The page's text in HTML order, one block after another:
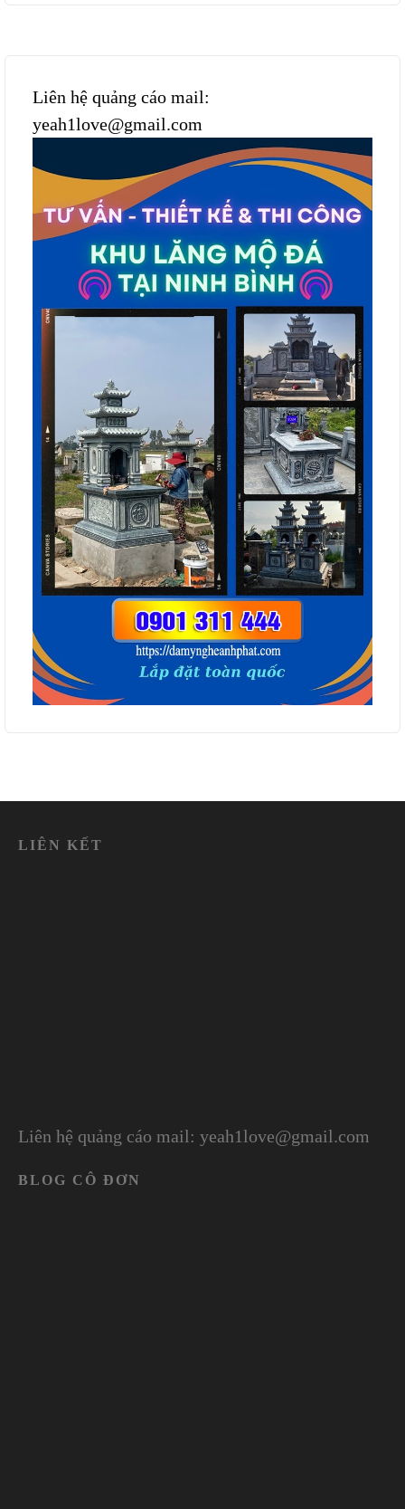
Liên hệ quảng cáo mail:
yeah1love@gmail.com
LIÊN KẾT
Liên hệ quảng cáo mail: yeah1love@gmail.com
BLOG CÔ ĐƠN